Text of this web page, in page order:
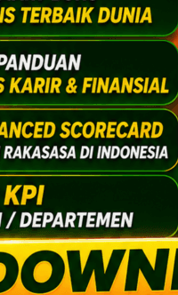
Cuma Viral, Tapi Bisa